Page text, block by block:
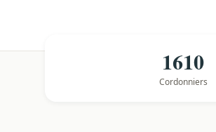
1610
Cordonniers